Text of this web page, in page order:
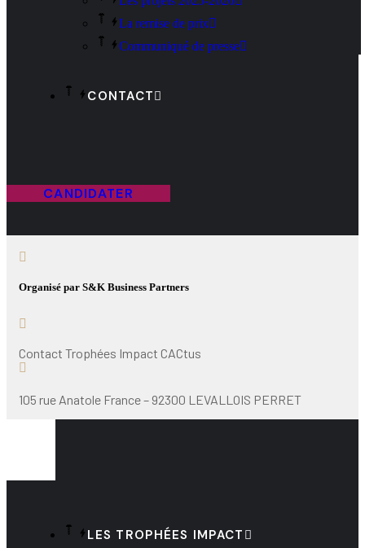
La remise de prix
Communiqué de presse
CONTACT
CANDIDATER
Organisé par S&K Business Partners
Contact Trophées Impact CACtus
105 rue Anatole France – 92300 LEVALLOIS PERRET
LES TROPHÉES IMPACT